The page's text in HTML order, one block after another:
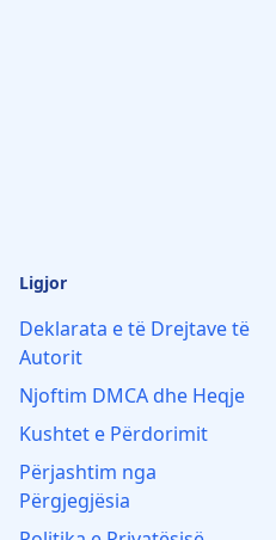
Ligjor
Deklarata e të Drejtave të
Autorit
Njoftim DMCA dhe Heqje
Kushtet e Përdorimit
Përjashtim nga
Përgjegjësia